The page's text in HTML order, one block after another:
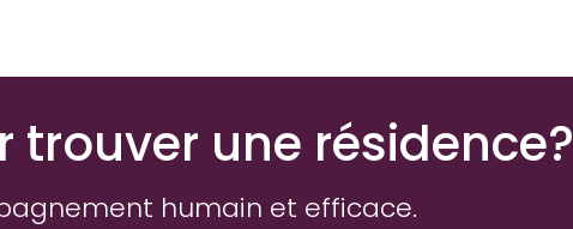
trouver une résidence?
humain et efficace.